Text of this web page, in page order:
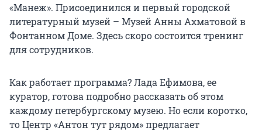
«Манеж». Присоединился и первый городской
литературный музей – Музей Анны Ахматовой в
Фонтанном Доме. Здесь скоро состоится тренинг
для сотрудников.
Как работает программа? Лада Ефимова, ее
куратор, готова подробно рассказать об этом
каждому петербургскому музею. Но если коротко,
то Центр «Антон тут рядом» предлагает